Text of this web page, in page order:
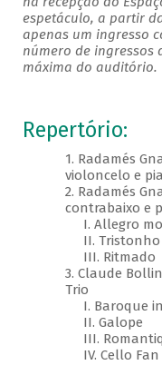
espetáculo, a partir
apenas um ingresso
número de ingressos
máxima do auditório.
Repertório:
1. Radamés
violoncelo e
2. Radamés
contrabaixo e
I. Allegro
II. Tristonho
III. Ritmado
3. Claude
Trio
I. Baroque
II. Galope
III.
IV. Cello Fan